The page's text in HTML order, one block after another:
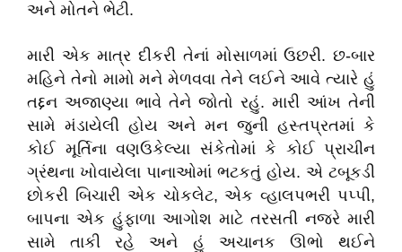
અને મોતને ભેટી.
મારી એક માત્ર દીકરી તેનાં મોસાળમાં ઉછરી.છ-બાર
મહિને તેનો મામો મને મેળવવા તેને લઈને આવે ત્યારે હું
તદ્દન અજાણ્યા ભાવે તેને જોતો રહું. મારી આંખ તેની
સામે મંડાયેલી હોય અને મન જુની હસ્તપ્રતમાં કે
કોઈ
મૂર્તિના વણઉકેલ્યા સંકેતોમાં કે કોઈ પ્રાચીન
ગ્રંથના ખોવાયેલા પાનાઓમાં ભટકતું હોય. એ ટબૂકડી
છોકરી બિચારી એક ચોકલેટ,એક વ્હાલપભરી પપ્પી,
બાપના એક હુંફાળા આગોશ માટે તરસતી નજરે મારી
સામે
તાકી રહે અને હું અચાનક ઊભો
થઈને